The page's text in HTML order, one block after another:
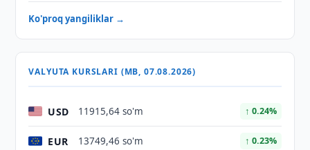
Ko'proq yangiliklar →
VALYUTA KURSLARI (MB, 07.08.2026)
USD 11915,64 so'm ↑ 0.24%
EUR 13749,46 so'm ↑ 0.23%